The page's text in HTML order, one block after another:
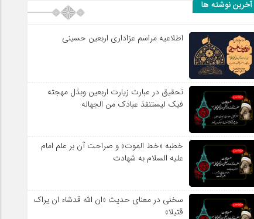
آخرین نوشته ها
اطلاعیه مراسم عزاداری اربعین حسینی
تحقیق در عبارت زیارت اربعین وبذل مهجته
فیک لیستنقذ عبادک من الجهاله
خطبه «خط الموت» و صراحت آن بر علم امام
علیه السلام به شهادت
سخنی در معنای حدیث «ان الله قدشاء ان یراک
قتیلا»